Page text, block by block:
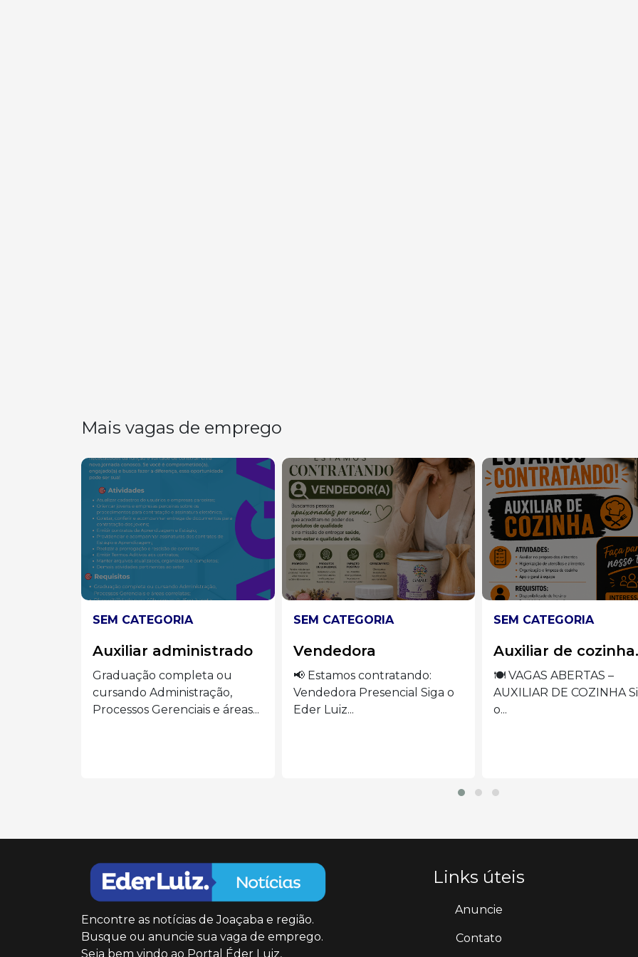
Mais vagas de emprego
SEM CATEGORIA
Vendedora
📢 Estamos contratando:
Vendedora Presencial Siga o
Eder Luiz...
SEM CATEGORIA
Auxiliar de cozinha.
🍽️ VAGAS ABERTAS –
AUXILIAR DE COZINHA Siga
o...
SEM CATEGORIA
Operadora de
máquina de
VAGA ABERTA –
OPERADORA DE
Encontre as notícias de Joaçaba e região.
Busque ou anuncie sua vaga de emprego.
Seja bem vindo ao Portal Éder Luiz,
Links úteis
Anuncie
Contato